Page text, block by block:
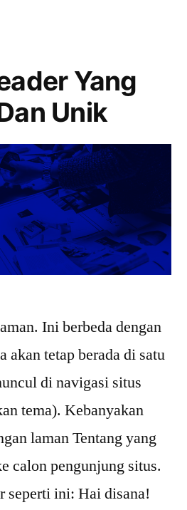
Yang
Unik
Ini berbeda dengan
akan tetap berada di satu
di navigasi situs
tema). Kebanyakan
laman Tentang yang
calon pengunjung situs.
seperti ini: Hai disana!